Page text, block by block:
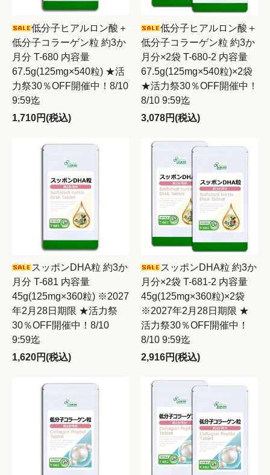
低分子ヒアルロン酸＋
低分子コラーゲン粒 約3か
月分 T-680 内容量
67.5g(125mg×540粒) ★活
力祭30％OFF開催中！8/10
9:59迄
1,710円(税込)
低分子ヒアルロン酸＋
低分子コラーゲン粒 約3か
月分×2袋 T-680-2 内容量
67.5g(125mg×540粒)×2袋
★活力祭30％OFF開催中！
8/10 9:59迄
3,078円(税込)
スッポンDHA粒 約3か
月分 T-681 内容量
45g(125mg×360粒) ※2027
年2月28日期限 ★活力祭
30％OFF開催中！8/10
9:59迄
1,620円(税込)
スッポンDHA粒 約3か
月分×2袋 T-681-2 内容量
45g(125mg×360粒)×2袋
※2027年2月28日期限 ★
活力祭30％OFF開催中！
8/10 9:59迄
2,916円(税込)